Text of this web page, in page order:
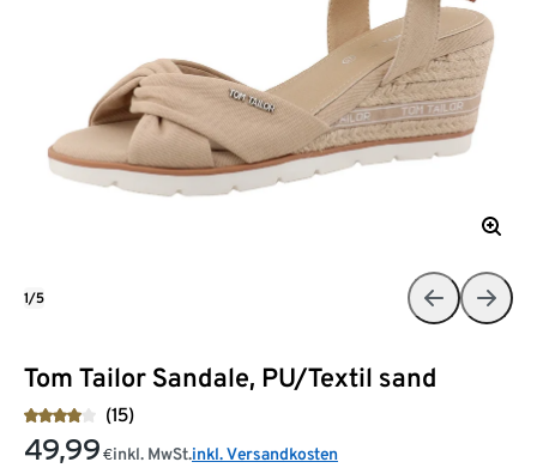
Tom Tailor Sandale, PU/Textil sand
(15)
49,99 €inkl. MwSt.inkl. Versandkosten
1/5